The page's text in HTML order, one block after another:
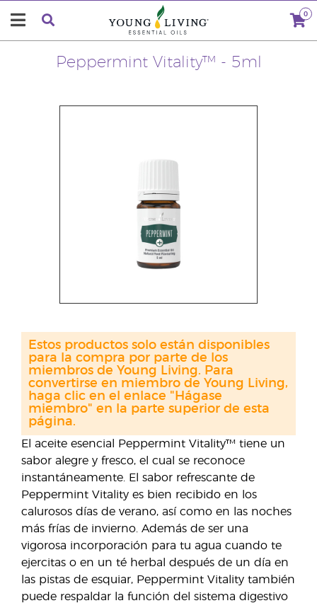
0
Peppermint Vitality™ - 5ml
El aceite esencial Peppermint Vitality™ tiene un
sabor alegre y fresco, el cual se reconoce
instantáneamente. El sabor refrescante de
Peppermint Vitality es bien recibido en los
calurosos días de verano, así como en las noches
más frías de invierno. Además de ser una
vigorosa incorporación para tu agua cuando te
ejercitas o en un té herbal después de un día en
las pistas de esquiar, Peppermint Vitality también
puede respaldar la función del sistema digestivo
Estos productos solo están disponibles
para la compra por parte de los
miembros de Young Living. Para
convertirse en miembro de Young Living,
haga clic en el enlace "Hágase
miembro" en la parte superior de esta
página.